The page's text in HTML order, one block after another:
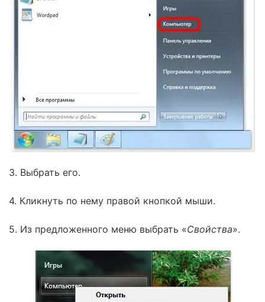
3. Выбрать его.
4. Кликнуть по нему правой кнопкой мыши.
5. Из предложенного меню выбрать «Свойства».